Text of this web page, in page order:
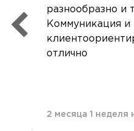
разнообразно и
Коммуникация и
отлично
2 месяца 1 неделя